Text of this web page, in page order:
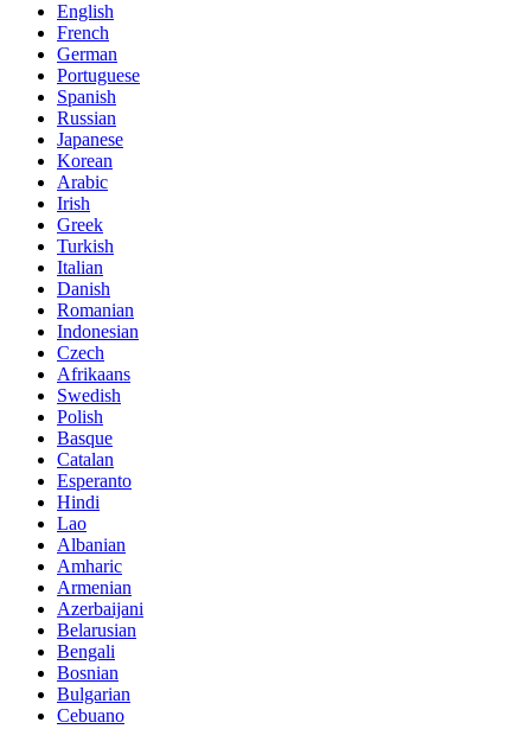
English
French
German
Portuguese
Spanish
Russian
Japanese
Korean
Arabic
Irish
Greek
Turkish
Italian
Danish
Romanian
Indonesian
Czech
Afrikaans
Swedish
Polish
Basque
Catalan
Esperanto
Hindi
Lao
Albanian
Amharic
Armenian
Azerbaijani
Belarusian
Bengali
Bosnian
Bulgarian
Cebuano